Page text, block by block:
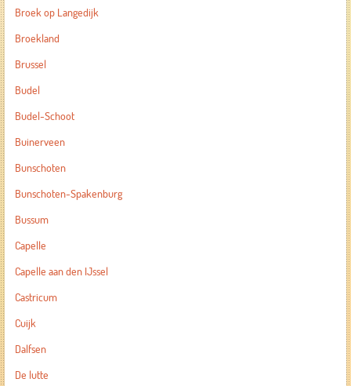
Broek op Langedijk
Broekland
Brussel
Budel
Budel-Schoot
Buinerveen
Bunschoten
Bunschoten-Spakenburg
Bussum
Capelle
Capelle aan den IJssel
Castricum
Cuijk
Dalfsen
De lutte